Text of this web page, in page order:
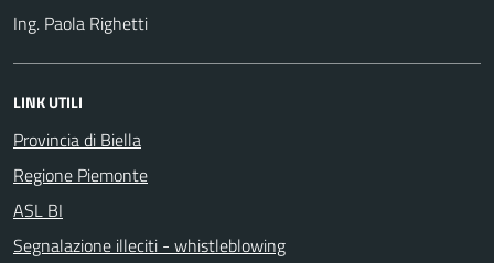
Ing. Paola Righetti
LINK UTILI
Provincia di Biella
Regione Piemonte
ASL BI
Segnalazione illeciti - whistleblowing